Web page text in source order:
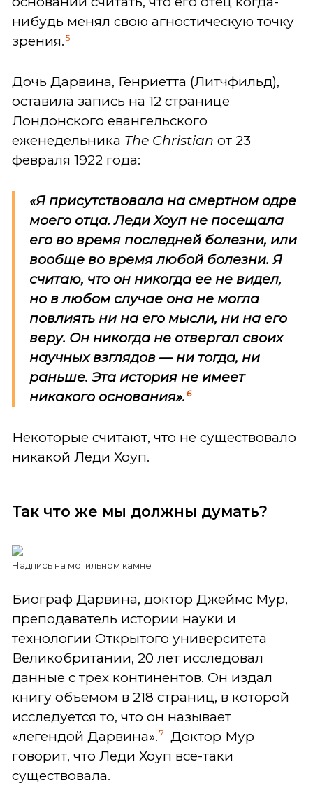
нибудь менял свою агностическую точку
зрения. 5
Дочь Дарвина, Генриетта (Литчфильд),
оставила запись на 12 странице
Лондонского евангельского
еженедельника The Christian от 23
февраля 1922 года:
«Я присутствовала на смертном одре
моего отца. Леди Хоуп не посещала
его во время последней болезни, или
вообще во время любой болезни. Я
считаю, что он никогда ее не видел,
но в любом случае она не могла
повлиять ни на его мысли, ни на его
веру. Он никогда не отвергал своих
научных взглядов — ни тогда, ни
раньше. Эта история не имеет
никакого основания». 6
Некоторые считают, что не существовало
никакой Леди Хоуп.
Так что же мы должны думать?
Надпись на могильном камне
Биограф Дарвина, доктор Джеймс Мур,
преподаватель истории науки и
технологии Открытого университета
Великобритании, 20 лет исследовал
данные с трех континентов. Он издал
книгу объемом в 218 страниц, в которой
исследуется то, что он называет
«легендой Дарвина». 7
Доктор Мур
говорит, что Леди Хоуп все-таки
существовала.